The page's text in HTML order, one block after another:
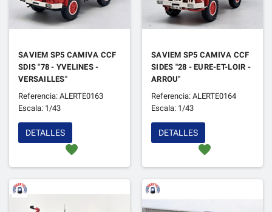
SAVIEM SP5 CAMIVA CCF
SDIS "78 - YVELINES -
VERSAILLES"
Referencia: ALERTE0163
Escala: 1/43
favorite
DETALLES
SAVIEM SP5 CAMIVA CCF
SIDES "28 - EURE-ET-LOIR -
ARROU"
Referencia: ALERTE0164
Escala: 1/43
favorite
DETALLES